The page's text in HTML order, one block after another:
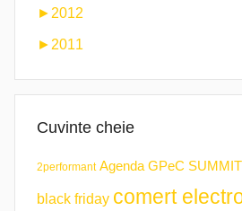
► 2012
► 2011
Cuvinte cheie
2performant Agenda GPeC SUMMIT
black friday comert